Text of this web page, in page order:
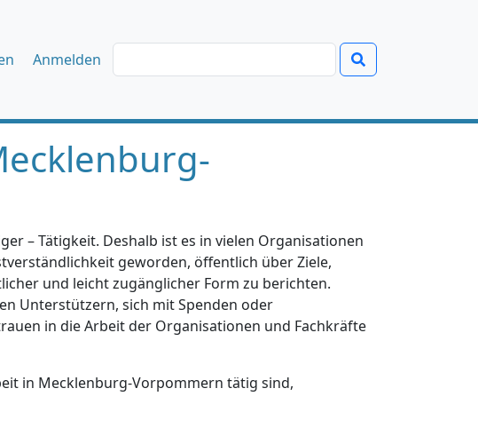
Anmelden
– Tätigkeit. Deshalb ist es in vielen Organisationen
geworden, öffentlich über Ziele,
und leicht zugänglicher Form zu berichten.
Unterstützern, sich mit Spenden oder
in die Arbeit der Organisationen und Fachkräfte
in Mecklenburg-Vorpommern tätig sind,